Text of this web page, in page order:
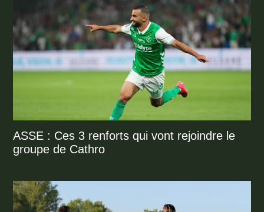
ASSE : Ces 3 renforts qui vont rejoindre le
groupe de Cathro